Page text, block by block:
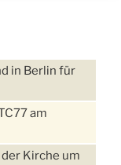
in Berlin für
am
Kirche um